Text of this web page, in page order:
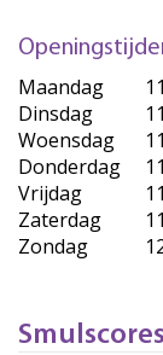
Maandag
Dinsdag
Woensdag
Donderdag
Vrijdag
Zaterdag
Zondag